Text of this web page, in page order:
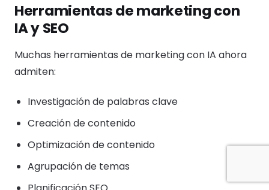
Herramientas de marketing con
IA y SEO
Muchas herramientas de marketing con IA ahora
admiten:
Investigación de palabras clave
Creación de contenido
Optimización de contenido
Agrupación de temas